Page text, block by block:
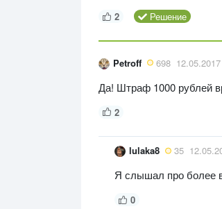
2 Решение
Petroff 698
Да! Штраф 1000 рублей
2
lulaka8 35
Я слышал про более
0